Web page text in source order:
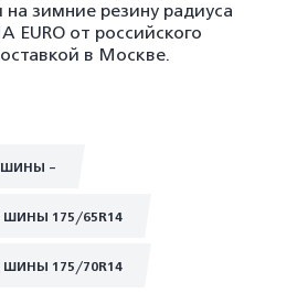
зимние резину радиуса
от российского
в Москве.
ШИНЫ -
175/65R14
175/70R14